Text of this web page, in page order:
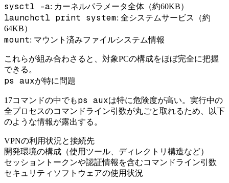
sysctl -a: カーネルパラメータ全体（約60KB）
launchctl print system: 全システムサービス（約
64KB）
mount: マウント済みファイルシステム情報
これらが組み合わさると、対象PCの構成をほぼ完全に把握
できる。
ps auxが特に問題
17コマンドの中でもps auxは特に危険度が高い。実行中の
全プロセスのコマンドライン引数が丸ごと取れるため、以下
のような情報が露出する。
VPNの利用状況と接続先
開発環境の構成（使用ツール、ディレクトリ構造など）
セッショントークンや認証情報を含むコマンドライン引数
セキュリティソフトウェアの使用状況